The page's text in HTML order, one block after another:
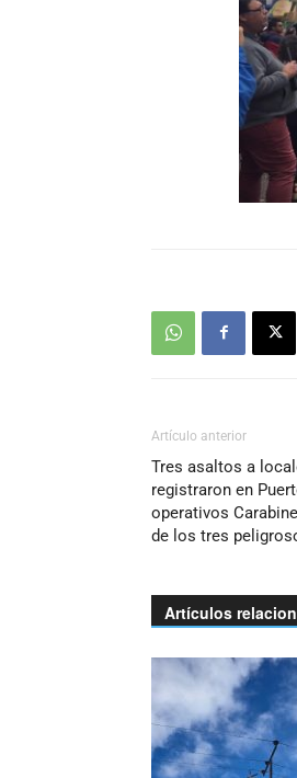
Artículo anterior
Tres asaltos a
registraron en
operativos
de los tres
Artículos